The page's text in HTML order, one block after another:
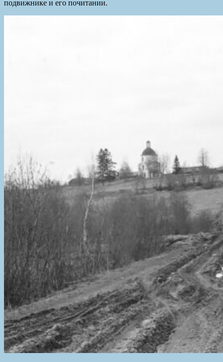
подвижнике и его почитании.